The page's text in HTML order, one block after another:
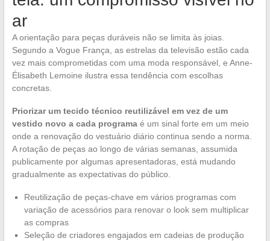
ar
A orientação para peças duráveis não se limita às joias.
Segundo a Vogue França, as estrelas da televisão estão cada
vez mais comprometidas com uma moda responsável, e Anne-
Élisabeth Lemoine ilustra essa tendência com escolhas
concretas.
Priorizar um tecido técnico reutilizável em vez de um
vestido novo a cada programaé um sinal forte em um meio
onde a renovação do vestuário diário continua sendo a norma.
A rotação de peças ao longo de várias semanas, assumida
publicamente por algumas apresentadoras, está mudando
gradualmente as expectativas do público.
Reutilização de peças-chave em vários programas com
variação de acessórios para renovar o look sem multiplicar
as compras
Seleção de criadores engajados em cadeias de produção